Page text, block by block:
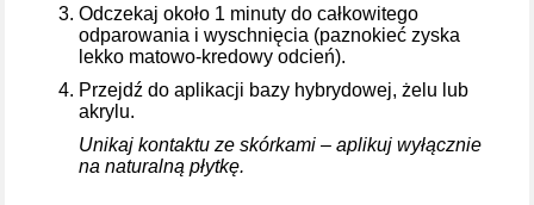
Odczekaj około 1 minuty do całkowitego
odparowania i wyschnięcia (paznokieć zyska
lekko matowo-kredowy odcień).
Przejdź do aplikacji bazy hybrydowej, żelu lub
akrylu.
Unikaj kontaktu ze skórkami – aplikuj wyłącznie
na naturalną płytkę.